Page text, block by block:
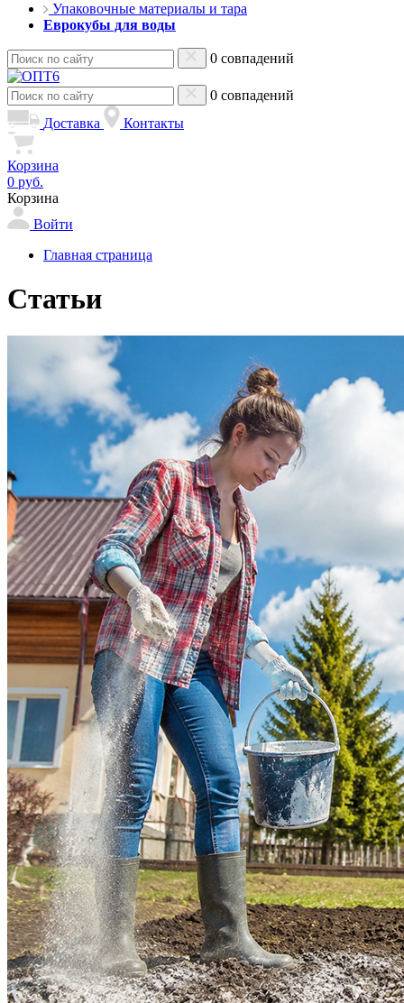
Упаковочные материалы и тара
Еврокубы для воды
0 совпадений
0 совпадений
Доставка
Контакты
Корзина
0 руб.
Корзина
Войти
Главная страница
Статьи